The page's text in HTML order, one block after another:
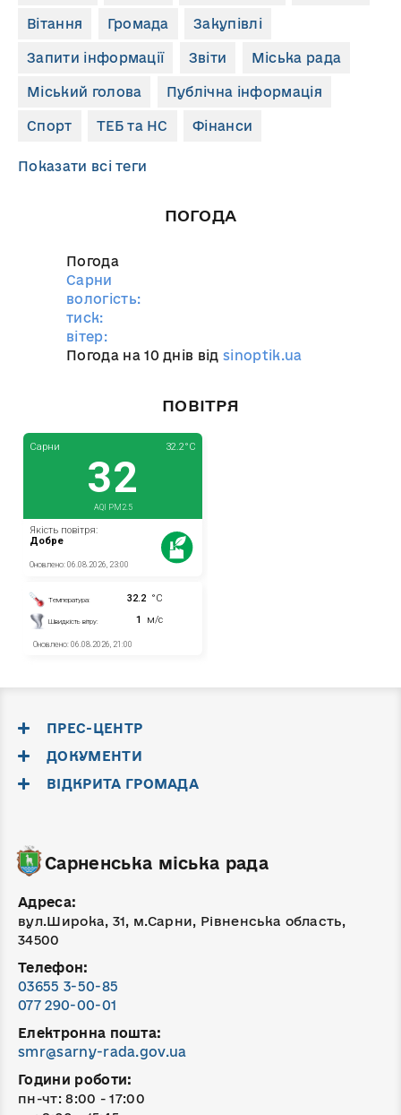
Вітання Громада Закупівлі
Запити інформації Звіти Міська рада
Міський голова Публічна інформація
Спорт ТЕБ та НС Фінанси
Показати всі теги
ПОГОДА
Погода
Сарни
вологість:
тиск:
вітер:
Погода на 10 днів відsinoptik.ua
ПОВІТРЯ
ПРЕС-ЦЕНТР
ДОКУМЕНТИ
ВІДКРИТА ГРОМАДА
Сарненська міська рада
Адреса:
вул.Широка, 31, м.Сарни, Рівненська область,
34500
Телефон:
03655 3-50-85
077 290-00-01
Електронна пошта:
smr@sarny-rada.gov.ua
Години роботи:
пн-чт: 8:00 - 17:00